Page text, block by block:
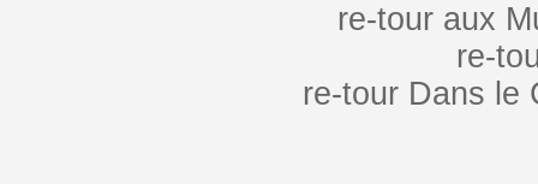
re-tour aux
re-
re-tour Dans le